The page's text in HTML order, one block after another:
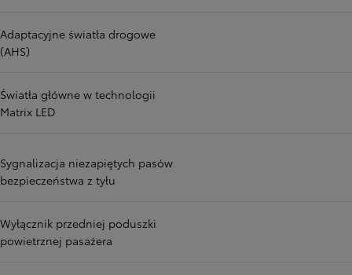
Adaptacyjne światła drogowe
(AHS)
Światła główne w technologii
Matrix LED
Sygnalizacja niezapiętych pasów
bezpieczeństwa z tyłu
Wyłącznik przedniej poduszki
powietrznej pasażera